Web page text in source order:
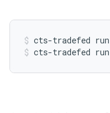
cts-tradefed run
cts-tradefed run